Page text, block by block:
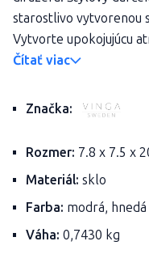
starostlivo vytvorenou
Vytvorte upokojujúcu
Čítať viac
Značka:
Rozmer: 7.8 x 7.5 x
Materiál: sklo
Farba: modrá,
Váha: 0,7430 kg